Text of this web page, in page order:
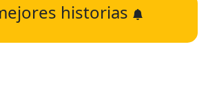
historias